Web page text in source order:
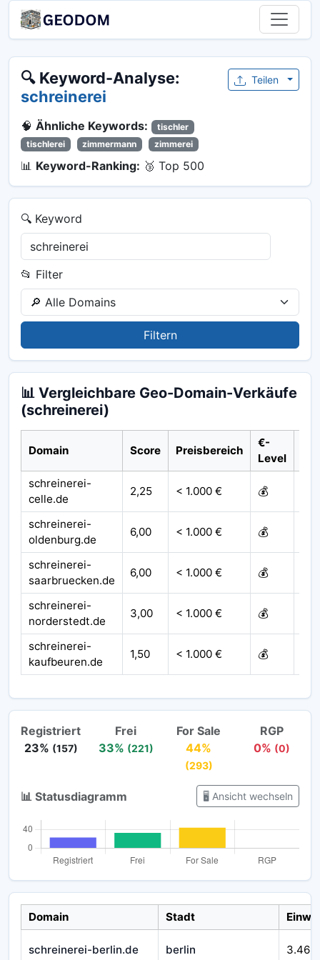
🔍 Keyword-Analyse:
schreinerei
🧠 Ähnliche Keywords:
tischler
tischlerei
zimmermann zimmerei
📊 Keyword-Ranking: 🥉 Top 500
Teilen
🔍 Keyword
📂 Filter
Filtern
📊 Vergleichbare Geo-Domain-Verkäufe
(schreinerei)
Domain Score Preisbereich
€-
Level
schreinerei-
celle.de
2,25 < 1.000 € 💰
schreinerei-
oldenburg.de
6,00 < 1.000 € 💰
schreinerei-
saarbruecken.de
6,00 < 1.000 € 💰
schreinerei-
norderstedt.de
3,00 < 1.000 € 💰
schreinerei-
kaufbeuren.de
1,50 < 1.000 € 💰
Registriert
23% (157)
Frei
33% (221)
For Sale
44%
(293)
RGP
0% (0)
📊 Statusdiagramm 🖥️ Ansicht wechseln
Domain Stadt
schreinerei-berlin.de berlin